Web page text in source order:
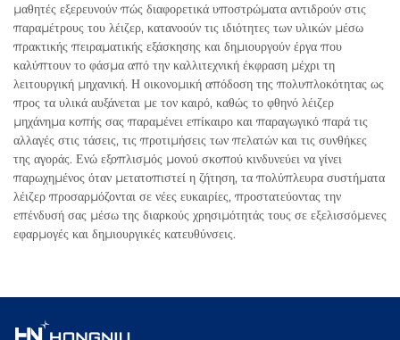
μαθητές εξερευνούν πώς διαφορετικά υποστρώματα αντιδρούν στις
παραμέτρους του λέιζερ, κατανοούν τις ιδιότητες των υλικών μέσω
πρακτικής πειραματικής εξάσκησης και δημιουργούν έργα που
καλύπτουν το φάσμα από την καλλιτεχνική έκφραση μέχρι τη
λειτουργική μηχανική. Η οικονομική απόδοση της πολυπλοκότητας ως
προς τα υλικά αυξάνεται με τον καιρό, καθώς το φθηνό λέιζερ
μηχάνημα κοπής σας παραμένει επίκαιρο και παραγωγικό παρά τις
αλλαγές στις τάσεις, τις προτιμήσεις των πελατών και τις συνθήκες
της αγοράς. Ενώ εξοπλισμός μονού σκοπού κινδυνεύει να γίνει
παρωχημένος όταν μετατοπιστεί η ζήτηση, τα πολύπλευρα συστήματα
λέιζερ προσαρμόζονται σε νέες ευκαιρίες, προστατεύοντας την
επένδυσή σας μέσω της διαρκούς χρησιμότητάς τους σε εξελισσόμενες
εφαρμογές και δημιουργικές κατευθύνσεις.